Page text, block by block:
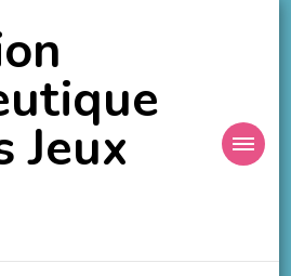
Jeux